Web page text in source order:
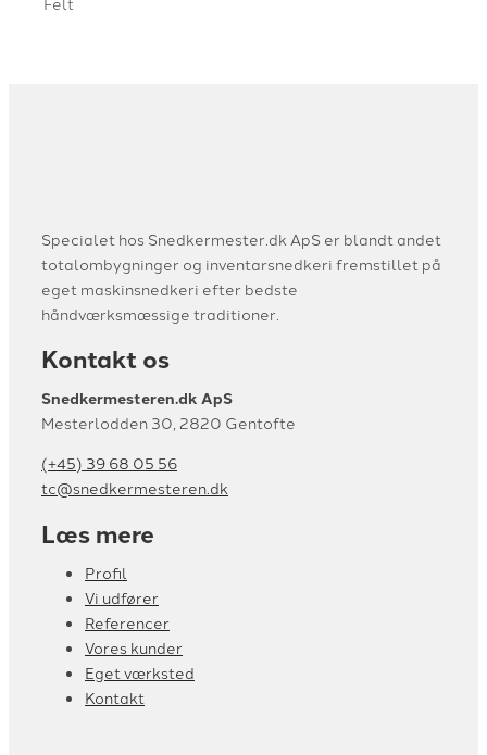
Specialet hos Snedkermester.dk ApS er blandt andet
totalombygninger og inventarsnedkeri fremstillet på
eget maskinsnedkeri efter bedste
håndværksmæssige traditioner.​
Kontakt os
Snedkermesteren.dk ApS
Mesterlodden 30, 2820 Gentofte​
(+45) 39 68 05 56
tc@snedkermesteren.dk
Læs mere
Profil
Vi udfører
Referencer
Vores kunder
Eget værksted
Kontakt